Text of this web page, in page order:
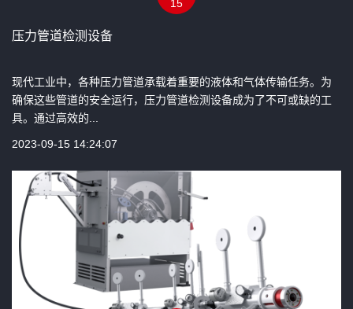
15
压力管道检测设备
现代工业中，各种压力管道承载着重要的液体和气体传输任务。为
确保这些管道的安全运行，压力管道检测设备成为了不可或缺的工
具。通过高效的...
2023-09-15 14:24:07